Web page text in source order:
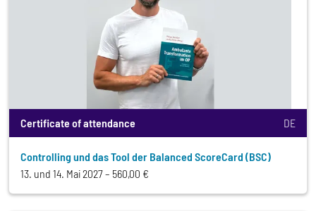
Certificate of attendance DE
Controlling und das Tool der Balanced ScoreCard (BSC)
13. und 14. Mai 2027
560,00 €